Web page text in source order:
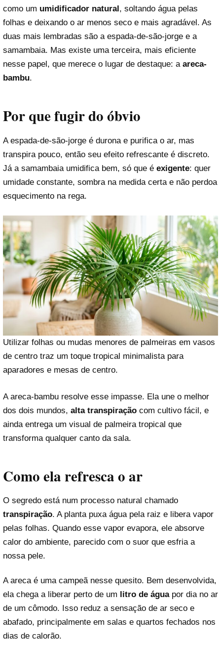
como um umidificador natural, soltando água pelas
folhas e deixando o ar menos seco e mais agradável. As
duas mais lembradas são a espada-de-são-jorge e a
samambaia. Mas existe uma terceira, mais eficiente
nesse papel, que merece o lugar de destaque: a areca-
bambu.
Por que fugir do óbvio
A espada-de-são-jorge é durona e purifica o ar, mas
transpira pouco, então seu efeito refrescante é discreto.
Já a samambaia umidifica bem, só que é exigente: quer
umidade constante, sombra na medida certa e não perdoa
esquecimento na rega.
Utilizar folhas ou mudas menores de palmeiras em vasos
de centro traz um toque tropical minimalista para
aparadores e mesas de centro.
A areca-bambu resolve esse impasse. Ela une o melhor
dos dois mundos, alta transpiração com cultivo fácil, e
ainda entrega um visual de palmeira tropical que
transforma qualquer canto da sala.
Como ela refresca o ar
O segredo está num processo natural chamado
transpiração. A planta puxa água pela raiz e libera vapor
pelas folhas. Quando esse vapor evapora, ele absorve
calor do ambiente, parecido com o suor que esfria a
nossa pele.
A areca é uma campeã nesse quesito. Bem desenvolvida,
ela chega a liberar perto de um litro de águapor dia no ar
de um cômodo. Isso reduz a sensação de ar seco e
abafado, principalmente em salas e quartos fechados nos
dias de calorão.